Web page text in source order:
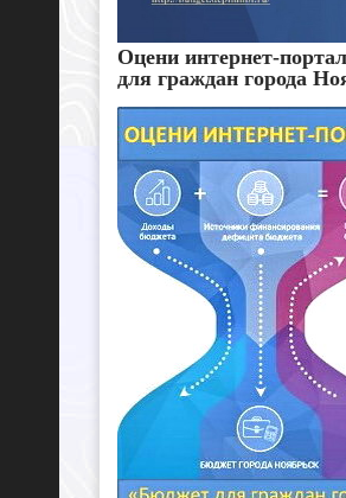
Оцени интернет-
для граждан города